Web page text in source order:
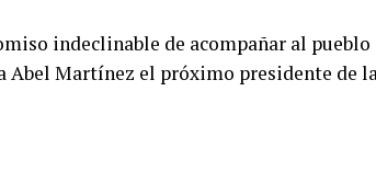
indeclinable de acompañar al pueblo
Abel Martínez el próximo presidente de